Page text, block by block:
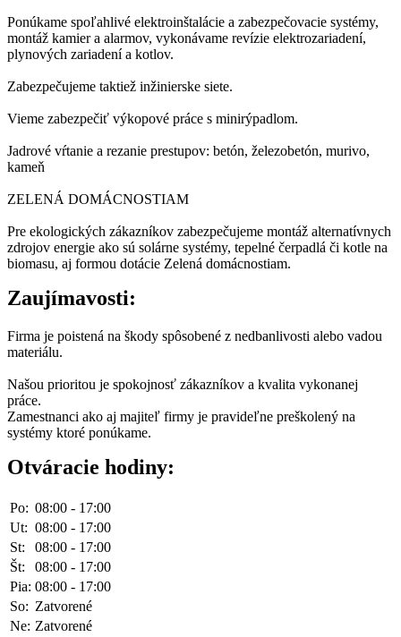
Ponúkame spoľahlivé elektroinštalácie a zabezpečovacie systémy,
montáž kamier a alarmov, vykonávame revízie elektrozariadení,
plynových zariadení a kotlov.
Zabezpečujeme taktiež inžinierske siete.
Vieme zabezpečiť výkopové práce s minirýpadlom.
Jadrové vŕtanie a rezanie prestupov: betón, železobetón, murivo,
kameň
ZELENÁ DOMÁCNOSTIAM
Pre ekologických zákazníkov zabezpečujeme montáž alternatívnych
zdrojov energie ako sú solárne systémy, tepelné čerpadlá či kotle na
biomasu, aj formou dotácie Zelená domácnostiam.
Zaujímavosti:
Firma je poistená na škody spôsobené z nedbanlivosti alebo vadou
materiálu.
Našou prioritou je spokojnosť zákazníkov a kvalita vykonanej
práce.
Zamestnanci ako aj majiteľ firmy je pravideľne preškolený na
systémy ktoré ponúkame.
Otváracie hodiny:
Po: 08:00 - 17:00
Ut: 08:00 - 17:00
St:
08:00 - 17:00
Št:
08:00 - 17:00
Pia: 08:00 - 17:00
So: Zatvorené
Ne: Zatvorené